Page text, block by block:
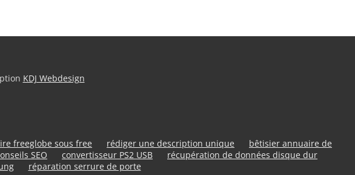
KDJ Webdesign
freeglobe sous free rédiger une description unique
bêtisier annuaire de
SEO convertisseur PS2 USB
récupération de données disque dur
réparation serrure de porte